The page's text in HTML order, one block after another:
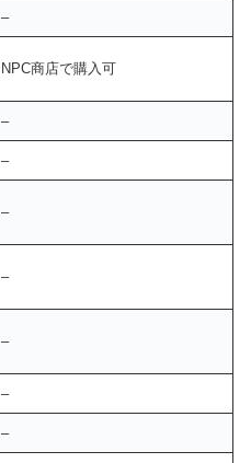
–
NPC商店で購入可
–
–
–
–
–
–
–